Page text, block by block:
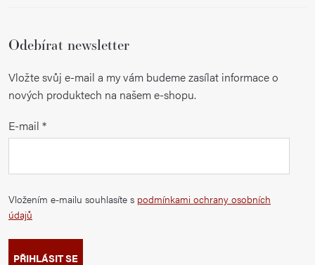
Odebírat newsletter
Vložte svůj e-mail a my vám budeme zasílat informace o
nových produktech na našem e-shopu.
E-mail
Vložením e-mailu souhlasíte s podmínkami ochrany osobních
údajů
PŘIHLÁSIT SE